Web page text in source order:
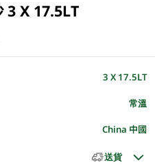
3 X 17.5LT
3 X 17.5LT
常溫
China 中國
送貨